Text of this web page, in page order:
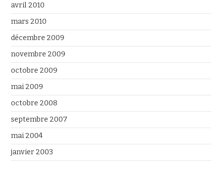
avril 2010
mars 2010
décembre 2009
novembre 2009
octobre 2009
mai 2009
octobre 2008
septembre 2007
mai 2004
janvier 2003